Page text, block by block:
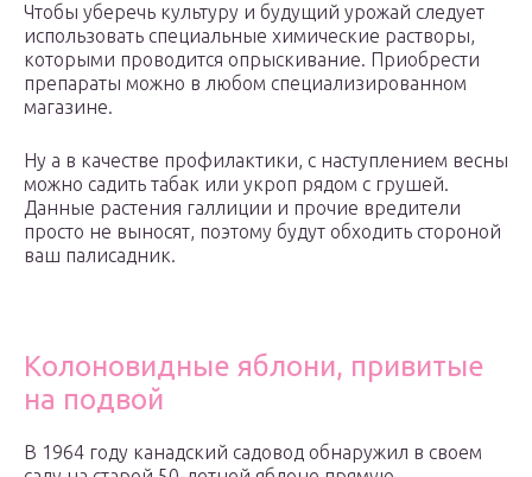
Чтобы уберечь культуру и будущий урожай следует
использовать специальные химические растворы,
которыми проводится опрыскивание. Приобрести
препараты можно в любом специализированном
магазине.
Ну а в качестве профилактики, с наступлением весны
можно садить табак или укроп рядом с грушей.
Данные растения галлиции и прочие вредители
просто не выносят, поэтому будут обходить стороной
ваш палисадник.
Колоновидные яблони, привитые
на подвой
В 1964 году канадский садовод обнаружил в своем